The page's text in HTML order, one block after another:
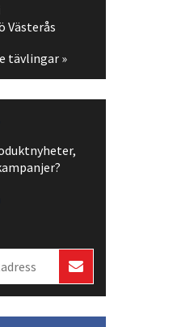
Västerås
tävlingar »